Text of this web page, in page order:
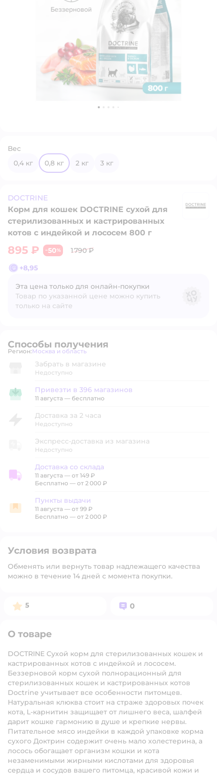
Вес
0,4 кг
0,8 кг 2 кг 3 кг
DOCTRINE
Корм для кошек DOCTRINE сухой для
стерилизованных и кастрированных
котов с индейкой и лососем 800 г
895 ₽ −50%
1 790 ₽
+8,95
Эта цена только для онлайн‑покупки
Товар по указанной цене можно купить
только на сайте
Способы получения
Регион: Выбор адреса доставки.
Москва и область
Забрать в магазине
Недоступно
Привезти в магазин
Привезти в 396 магазинов
11 августа — бесплатно
Доставка за 2 часа
Недоступно
Экспресс-доставка из магазина
Недоступно
Доставка со склада
Доставка со склада
11 августа — от 149 ₽
Бесплатно — от 2 000 ₽
Пункты выдачи
Пункты выдачи
11 августа — от 99 ₽
Бесплатно — от 2 000 ₽
Условия возврата
Обменять или вернуть товар надлежащего качества
можно в течение 14 дней с момента покупки.
Рейтинг:
5 Вопросов:
0
О товаре
DOCTRINE Сухой корм для стерилизованных кошек и
кастрированных котов с индейкой и лососем.
Беззерновой корм сухой полнорационный для
стерилизованных кошек и кастрированных котов
Doctrine учитывает все особенности питомцев.
Натуральная клюква стоит на страже здоровых почек
кота, L-карнитин защищает от лишнего веса, шалфей
дарит кошке гармонию в душе и крепкие нервы.
Питательное мясо индейки в каждой упаковке корма
сухого Доктрин содержит очень мало холестерина, а
лосось обогащает организм кошки и кота
незаменимыми жирными кислотами для здоровья
сердца и сосудов вашего питомца, красивой кожи и